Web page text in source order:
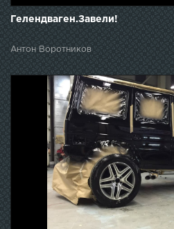
Гелендваген.Завели!
Антон Воротников